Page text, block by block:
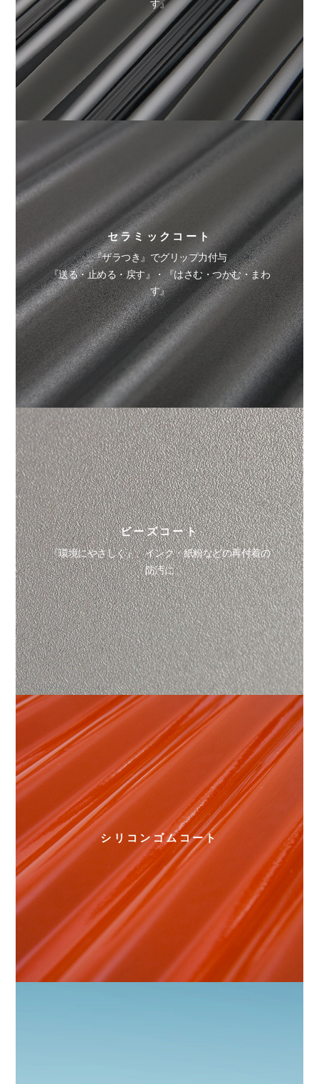
す』
セラミックコート
『ザラつき』でグリップ力付与
『送る・止める・戻す』・『はさむ・つかむ・まわ
す』
ビーズコート
『環境にやさしく』、インク・紙粉などの再付着の
防汚に
シリコンゴムコート